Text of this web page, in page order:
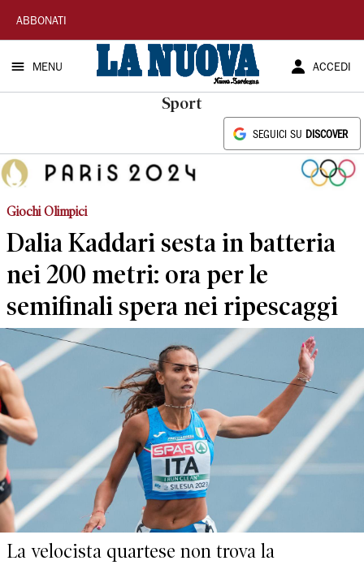
La
Nuova
Sardegna
ABBONATI
MENU ACCEDI
Sport
SEGUICI SU DISCOVER
Giochi Olimpici
Dalia Kaddari sesta in batteria
nei 200 metri: ora per le
semifinali spera nei ripescaggi
La velocista quartese non trova la